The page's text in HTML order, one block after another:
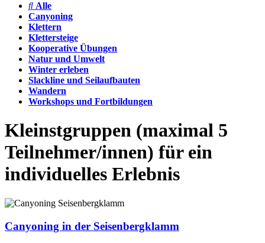
Alle
Canyoning
Klettern
Klettersteige
Kooperative Übungen
Natur und Umwelt
Winter erleben
Slackline und Seilaufbauten
Wandern
Workshops und Fortbildungen
Kleinstgruppen (maximal 5
Teilnehmer/innen) für ein
individuelles Erlebnis
Canyoning in der Seisenbergklamm